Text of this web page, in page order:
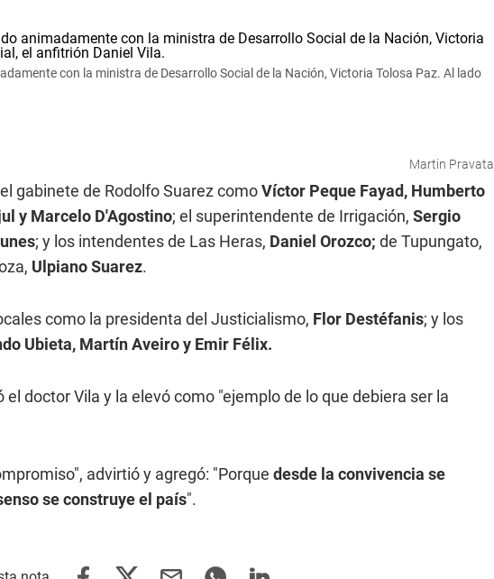
con la ministra de Desarrollo Social de la Nación, Victoria Tolosa Paz. Al lado
Martin Pravata
gabinete de Rodolfo Suarez comoVíctor Peque Fayad, Humberto
y Marcelo D'Agostino; el superintendente de Irrigación, Sergio
; y los intendentes de Las Heras, Daniel Orozco; de Tupungato,
Ulpiano Suarez.
como la presidenta del Justicialismo, Flor Destéfanis; y los
Ubieta, Martín Aveiro y Emir Félix.
doctor Vila y la elevó como "ejemplo de lo que debiera ser la
advirtió y agregó: "Porque desde la convivencia se
se construye el país".